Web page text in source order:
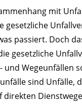
mit
gesetzliche
passiert. Doch
gesetzliche
und Wegeunfällen
sind Unfälle,
direkten